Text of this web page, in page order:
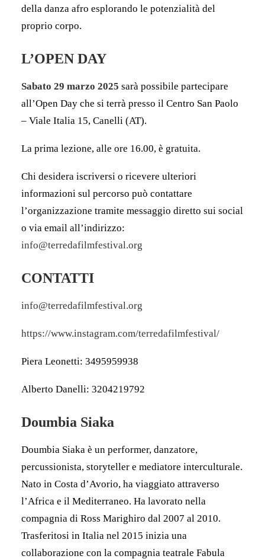
della danza afro esplorando le potenzialità del
proprio corpo.
L’OPEN DAY
Sabato 29 marzo 2025 sarà possibile partecipare
all’Open Day che si terrà presso il Centro San Paolo
– Viale Italia 15, Canelli (AT).
La prima lezione, alle ore 16.00, è gratuita.
Chi desidera iscriversi o ricevere ulteriori
informazioni sul percorso può contattare
l’organizzazione tramite messaggio diretto sui social
o via email all’indirizzo:
info@terredafilmfestival.org
CONTATTI
info@terredafilmfestival.org
https://www.instagram.com/terredafilmfestival/
Piera Leonetti: 3495959938
Alberto Danelli: 3204219792
Doumbia Siaka
Doumbia Siaka è un performer, danzatore,
percussionista, storyteller e mediatore interculturale.
Nato in Costa d’Avorio, ha viaggiato attraverso
l’Africa e il Mediterraneo. Ha lavorato nella
compagnia di Ross Marighiro dal 2007 al 2010.
Trasferitosi in Italia nel 2015 inizia una
collaborazione con la compagnia teatrale Fabula